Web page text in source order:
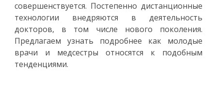
совершенствуется. Постепенно дистанционные
технологии внедряются в деятельность
докторов, в том числе нового поколения.
Предлагаем узнать подробнее как молодые
врачи и медсестры относятся к подобным
тенденциями.